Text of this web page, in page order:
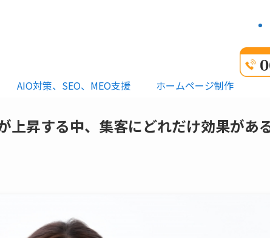
AIO対策、SEO、MEO支援 ホームページ制作
上昇する中、集客にどれだけ効果があ